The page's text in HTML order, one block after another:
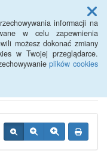
informacji na
w celu zapewnienia
możesz dokonać zmiany
w Twojej przeglądarce.
plików cookies
Menu